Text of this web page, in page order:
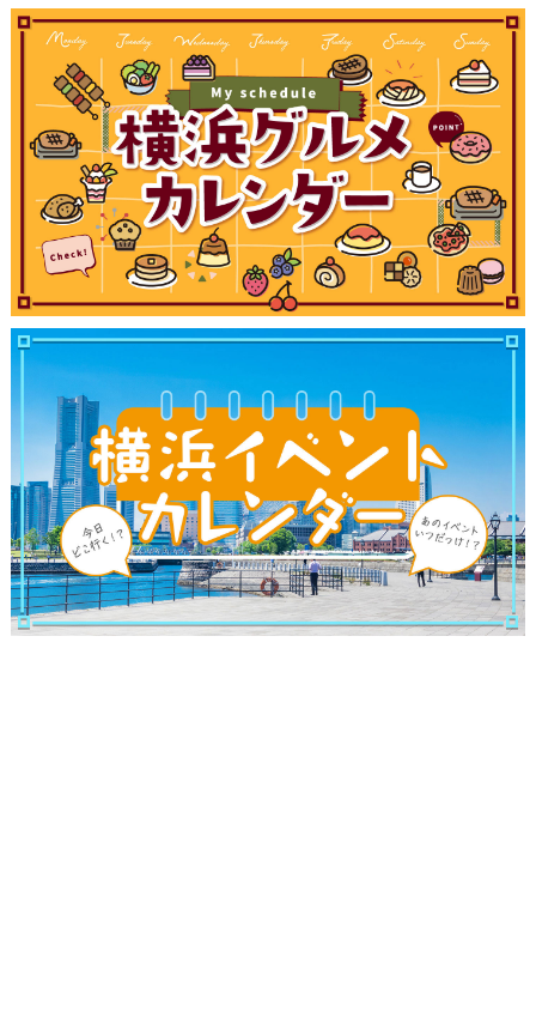
観光ガイド
ランキング
ブログ記事
サイトについて